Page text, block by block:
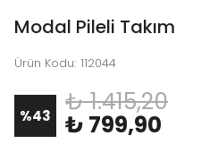
Modal Pileli Takım
Ürün Kodu: 112044
%43 ₺ 1.415,20
₺ 799,90